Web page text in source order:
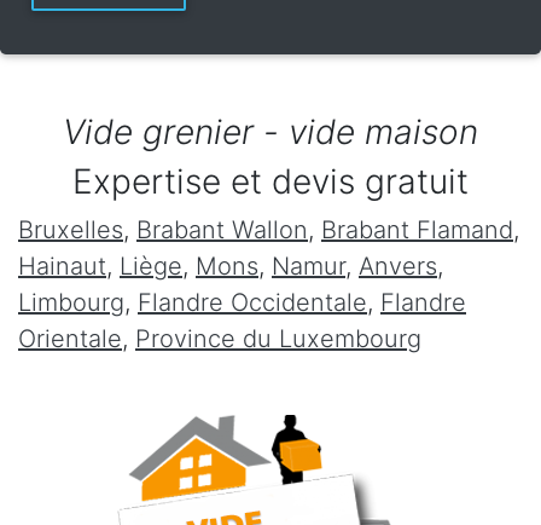
Vide grenier - vide maison
Expertise et devis gratuit
Bruxelles, Brabant Wallon, Brabant Flamand,
Hainaut, Liège, Mons, Namur, Anvers,
Limbourg, Flandre Occidentale, Flandre
Orientale, Province du Luxembourg